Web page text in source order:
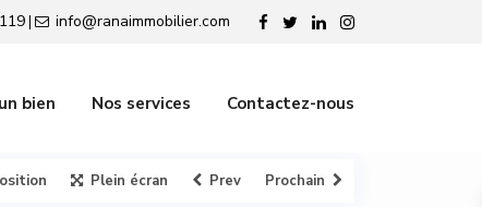
| info@ranaimmobilier.com
bien Nos services Contactez-nous
Plein écran Prev Prochain